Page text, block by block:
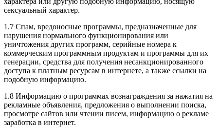
сексуальный характер.
1.7 Спам, вредоносные программы, предназначенные для
нарушения нормального функционирования или
уничтожения других программ, серийные номера к
коммерческим программным продуктам и программы для их
генерации, средства для получения несанкционированного
доступа к платным ресурсам в интернете, а также ссылки на
подобную информацию.
1.8 Информацию о программах вознаграждения за нажатия на
рекламные объявления, предложения о выполнении поиска,
просмотре сайтов или чтении писем, информацию о рекламе
заработка в интернет.